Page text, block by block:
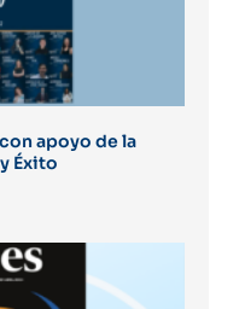
apoyo de la
Éxito